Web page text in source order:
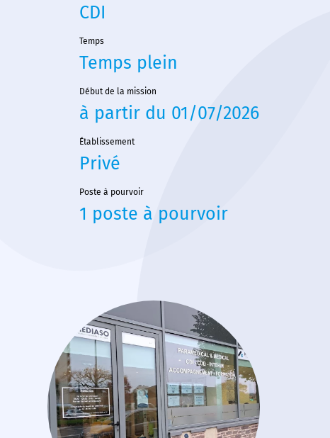
CDI
Temps
Temps plein
Début de la mission
à partir du 01/07/2026
Établissement
Privé
Poste à pourvoir
1 poste à pourvoir